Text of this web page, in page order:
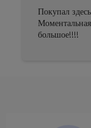
Покупал
большое!!!!